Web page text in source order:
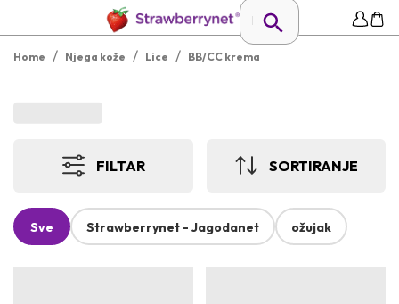
Home / Njega kože / Lice / BB/CC krema
FILTAR SORTIRANJE
Sve Strawberrynet - Jagodanet ožujak